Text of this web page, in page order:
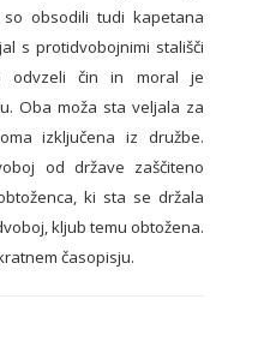
obsodili tudi kapetana
s protidvobojnimi stališči
odvzeli čin in moral je
Oba moža sta veljala za
izključena iz družbe.
od države zaščiteno
ki sta se držala
kljub temu obtožena.
časopisju.